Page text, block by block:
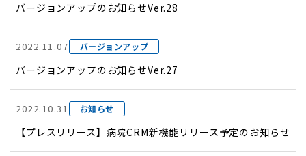
バージョンアップのお知らせVer.28
2022.11.07 バージョンアップ
バージョンアップのお知らせVer.27
2022.10.31 お知らせ
【プレスリリース】病院CRM新機能リリース予定のお知らせ